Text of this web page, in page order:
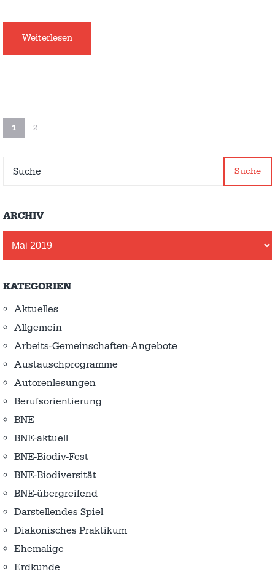
Weiterlesen
1 2
Suche
ARCHIV
KATEGORIEN
Aktuelles
Allgemein
Arbeits-Gemeinschaften-Angebote
Austausch­programme
Autorenlesungen
Berufsorientierung
BNE
BNE-aktuell
BNE-Biodiv-Fest
BNE-Biodiversität
BNE-übergreifend
Darstellendes Spiel
Diakonisches Praktikum
Ehemalige
Erdkunde